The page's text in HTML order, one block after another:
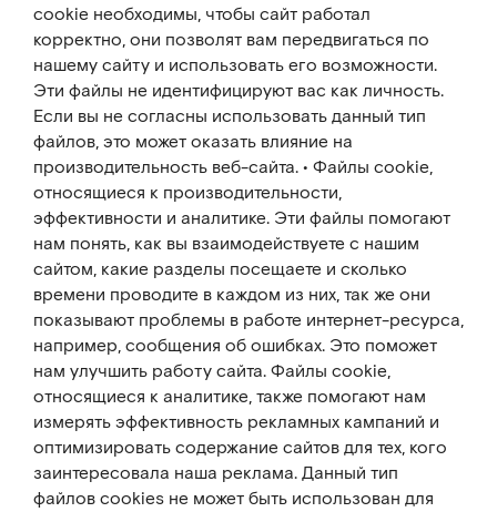
cookie необходимы, чтобы сайт работал
корректно, они позволят вам передвигаться по
нашему сайту и использовать его возможности.
Эти файлы не идентифицируют вас как личность.
Если вы не согласны использовать данный тип
файлов, это может оказать влияние на
производительность веб-сайта. • Файлы cookie,
относящиеся к производительности,
эффективности и аналитике. Эти файлы помогают
нам понять, как вы взаимодействуете с нашим
сайтом, какие разделы посещаете и сколько
времени проводите в каждом из них, так же они
показывают проблемы в работе интернет-ресурса,
например, сообщения об ошибках. Это поможет
нам улучшить работу сайта. Файлы cookie,
относящиеся к аналитике, также помогают нам
измерять эффективность рекламных кампаний и
оптимизировать содержание сайтов для тех, кого
заинтересовала наша реклама. Данный тип
файлов cookies не может быть использован для